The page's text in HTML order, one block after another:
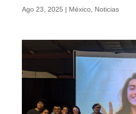
Ago 23, 2025 | México, Noticias